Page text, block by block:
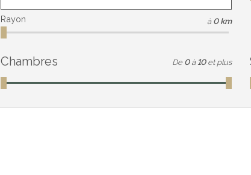
Rayon à 0 km
Chambres De 0 à 10 et plus